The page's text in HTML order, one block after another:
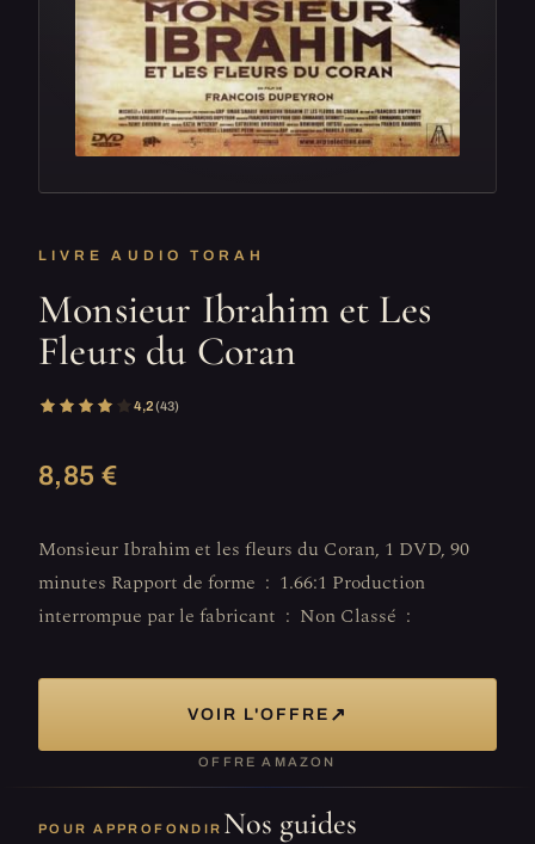
LIVRE AUDIO TORAH
Monsieur Ibrahim et Les
Fleurs du Coran
4,2(43)
8,85 €
Monsieur Ibrahim et les fleurs du Coran, 1 DVD, 90
minutes Rapport de forme ‏ : ‎ 1.66:1 Production
interrompue par le fabricant ‏ : ‎ Non Classé ‏ :
VOIR L'OFFRE ↗
OFFRE AMAZON
POUR APPROFONDIR Nos guides